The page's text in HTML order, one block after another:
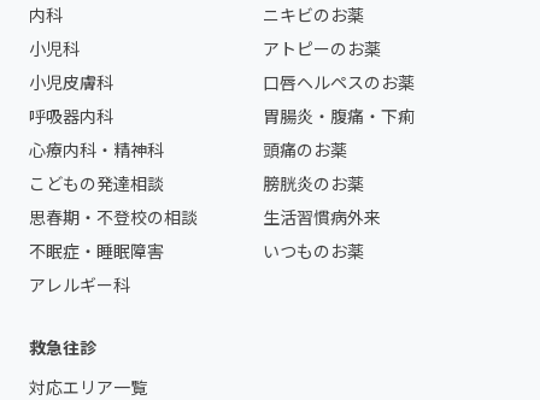
内科
小児科
小児皮膚科
呼吸器内科
心療内科・精神科
こどもの発達相談
思春期・不登校の相談
不眠症・睡眠障害
アレルギー科
ニキビのお薬
アトピーのお薬
口唇ヘルペスのお薬
胃腸炎・腹痛・下痢
頭痛のお薬
膀胱炎のお薬
生活習慣病外来
いつものお薬
救急往診
対応エリア一覧